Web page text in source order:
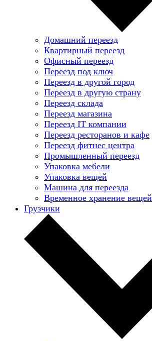
Домашний переезд
Квартирный переезд
Офисный переезд
Переезд под ключ
Переезд в другой город
Переезд в другую страну
Переезд склада
Переезд магазина
Переезд IT компании
Переезд ресторанов и кафе
Переезд фитнес центра
Промышленный переезд
Упаковка мебели
Упаковка вещей
Машина для переезда
Временное хранение вещей
Грузчики